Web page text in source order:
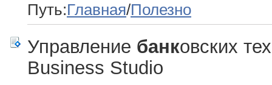
Путь:Главная/Полезно
Управление банковских
Business Studio